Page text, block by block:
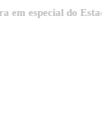
do Estado de